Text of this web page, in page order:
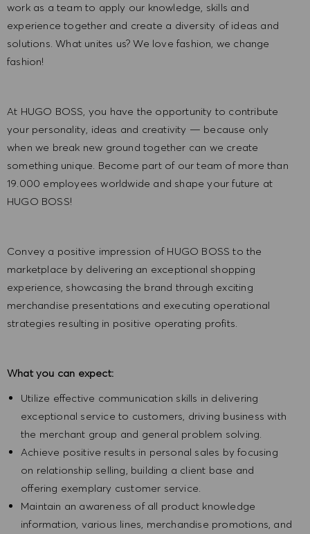
work as a team to apply our knowledge, skills and
experience together and create a diversity of ideas and
solutions. What unites us? We love fashion, we change
fashion!
At HUGO BOSS, you have the opportunity to contribute
your personality, ideas and creativity — because only
when we break new ground together can we create
something unique. Become part of our team of more than
19.000 employees worldwide and shape your future at
HUGO BOSS!
Convey a positive impression of HUGO BOSS to the
marketplace by delivering an exceptional shopping
experience, showcasing the brand through exciting
merchandise presentations and executing operational
strategies resulting in positive operating profits.
What you can expect:
Utilize effective communication skills in delivering
exceptional service to customers, driving business with
the merchant group and general problem solving.
Achieve positive results in personal sales by focusing
on relationship selling, building a client base and
offering exemplary customer service.
Maintain an awareness of all product knowledge
information, various lines, merchandise promotions, and